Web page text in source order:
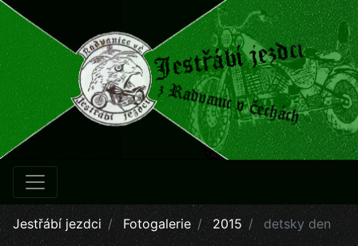
Jestřábí jezdci Fotogalerie 2015 detsky den